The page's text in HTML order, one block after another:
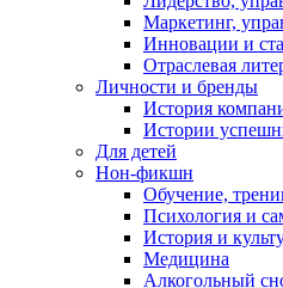
Маркетинг,
Инновации и
Отраслевая
Личности и бренды
История
Истории
Для детей
Нон-фикшн
Обучение,
Психология и
История и
Медицина
Алкогольный